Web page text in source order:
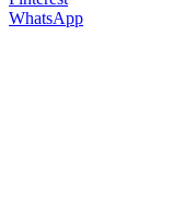
WhatsApp